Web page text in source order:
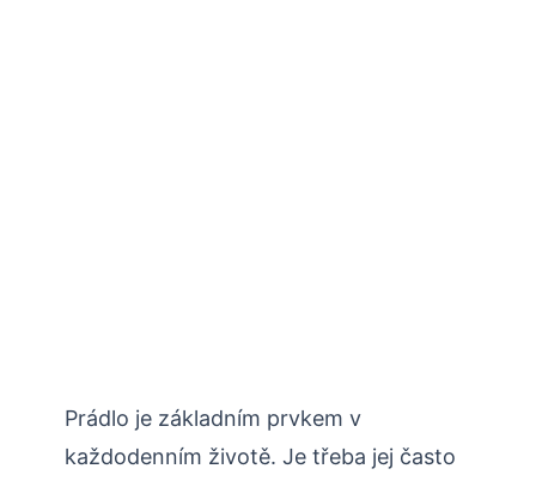
Prádlo je základním prvkem v
každodenním životě. Je třeba jej často